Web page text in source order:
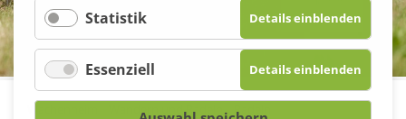
Wachenheim Wandern und Radeln » Radeln
Statistik Details einblenden
Essenziell Details einblenden